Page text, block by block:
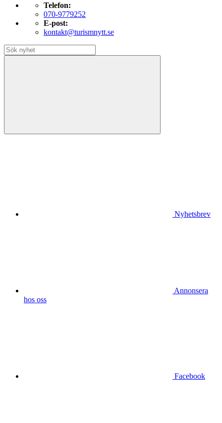
Telefon:
070-9779252
E-post:
kontakt@turismnytt.se
Nyhetsbrev
Annonsera
hos oss
Facebook